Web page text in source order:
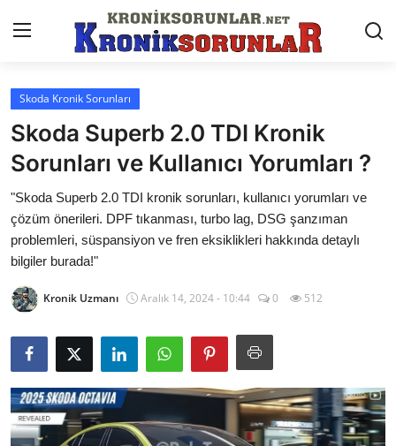
Anasayfa
Markalar
İletişim
Trafik & Cezalar
Sigorta & Kasko
Vergi & ÖTV & MTV
Muayene & Ruhsat
Sorgulamalar
İkinci El & Alım-Satım
Skoda Kronik Sorunları
Skoda Superb 2.0 TDI Kronik
Sorunları ve Kullanıcı Yorumları ?
"Skoda Superb 2.0 TDI kronik sorunları, kullanıcı yorumları ve
çözüm önerileri. DPF tıkanması, turbo lag, DSG şanzıman
problemleri, süspansiyon ve fren eksiklikleri hakkında detaylı
bilgiler burada!"
Kronik Uzmanı Aralık 14, 2024 - 10:44 0 512